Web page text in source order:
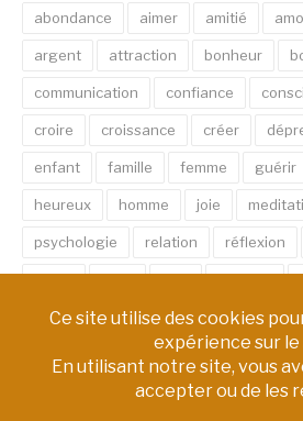
abondance aimer amitié
argent attraction bonheur
communication confiance
croire croissance créer
enfant famille femme guérir
heureux homme joie
psychologie relation réflexion
santé sexe soin spirituel
vie âme émotion énergie